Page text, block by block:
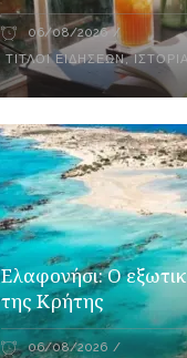
06/08/2026
ΤΊΤΛΟΙ ΕΙΔΉΣΕΩΝ,ΙΣΤΟΡΊΑ
Ελαφονήσι: Ο
της Κρήτης
06/08/2026